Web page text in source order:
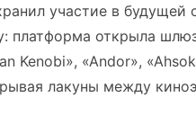
участие в
платформа открыла
Kenobi», «Andor»,
лакуны между